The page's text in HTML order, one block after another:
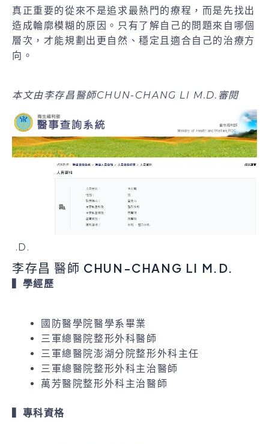
真正重要的從來不是追求最熱門的療程，而是先找出
造成輪廓模糊的原因。只有了解自己的問題來自哪個
層次，才能規劃出更自然、穩定且適合自己的治療方
向。
本文由李存昌醫師CHUN-CHANG LI M.D.審閱
.D.
李存昌 醫師 CHUN-CHANG LI M.D.
▍學經歷
國防醫學院醫學系畢業
三軍總醫院整形外科醫師
三軍總醫院澎湖分院整形外科主任
三軍總醫院整形外科主治醫師
萬芳醫院整形外科主治醫師
▍專科資格